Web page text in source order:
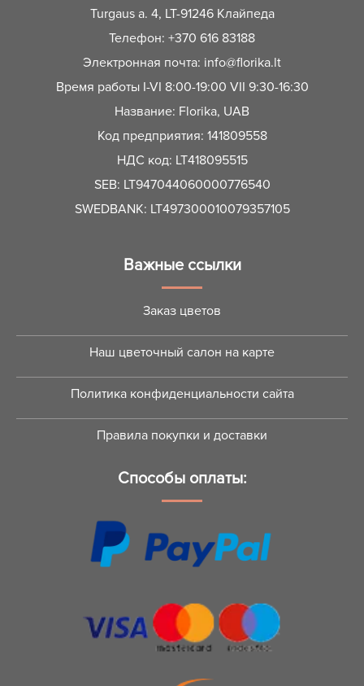
Turgaus a. 4, LT-91246 Клайпеда
Телефон: +370 616 83188
Электронная почта: info@florika.lt
Время работы I-VI 8:00-19:00 VII 9:30-16:30
Название: Florika, UAB
Код предприятия: 141809558
НДС код: LT418095515
SEB: LT947044060000776540
SWEDBANK: LT497300010079357105
Важные ссылки
Заказ цветов
Наш цветочный салон на карте
Политика конфиденциальности сайта
Правила покупки и доставки
Способы оплаты: